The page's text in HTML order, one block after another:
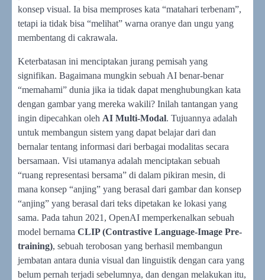
konsep visual. Ia bisa memproses kata “matahari terbenam”,
tetapi ia tidak bisa “melihat” warna oranye dan ungu yang
membentang di cakrawala.
Keterbatasan ini menciptakan jurang pemisah yang
signifikan. Bagaimana mungkin sebuah AI benar-benar
“memahami” dunia jika ia tidak dapat menghubungkan kata
dengan gambar yang mereka wakili? Inilah tantangan yang
ingin dipecahkan oleh AI Multi-Modal. Tujuannya adalah
untuk membangun sistem yang dapat belajar dari dan
bernalar tentang informasi dari berbagai modalitas secara
bersamaan. Visi utamanya adalah menciptakan sebuah
“ruang representasi bersama” di dalam pikiran mesin, di
mana konsep “anjing” yang berasal dari gambar dan konsep
“anjing” yang berasal dari teks dipetakan ke lokasi yang
sama. Pada tahun 2021, OpenAI memperkenalkan sebuah
model bernama CLIP (Contrastive Language-Image Pre-
training), sebuah terobosan yang berhasil membangun
jembatan antara dunia visual dan linguistik dengan cara yang
belum pernah terjadi sebelumnya, dan dengan melakukan itu,